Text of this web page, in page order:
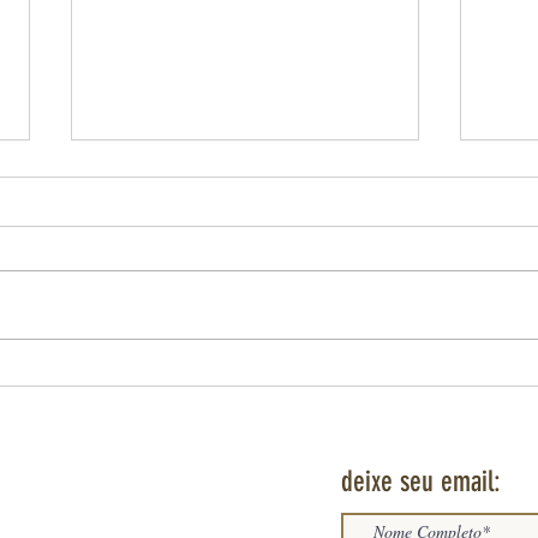
A
deixe seu email: